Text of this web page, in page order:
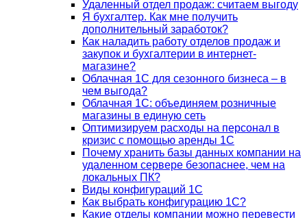
Удаленный отдел продаж: считаем выгоду
Я бухгалтер. Как мне получить
дополнительный заработок?
Как наладить работу отделов продаж и
закупок и бухгалтерии в интернет-
магазине?
Облачная 1С для сезонного бизнеса – в
чем выгода?
Облачная 1С: объединяем розничные
магазины в единую сеть
Оптимизируем расходы на персонал в
кризис с помощью аренды 1С
Почему хранить базы данных компании на
удаленном сервере безопаснее, чем на
локальных ПК?
Виды конфигураций 1С
Как выбрать конфигурацию 1С?
Какие отделы компании можно перевести